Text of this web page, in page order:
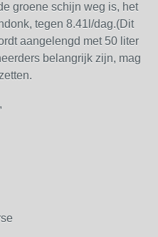
groene schijn weg is, het
tegen 8.41l/dag.(Dit
aangelengd met 50 liter
belangrijk zijn, mag